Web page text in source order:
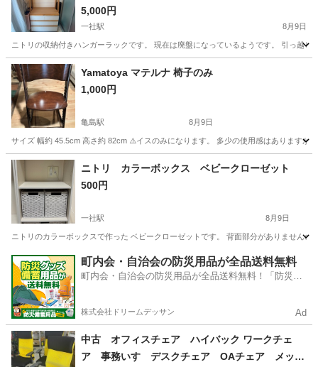
5,000円
一社駅 8月9日
ニトリの収納付きハンガーラックです。 現在は廃盤になっているようです。 引っ越
愛知 名古屋市 収納家具
Yamatoya マテルナ 椅子のみ
1,000円
亀島駅 8月9日
サイズ 幅約 45.5cm 高さ約 82cm ⚠️イスのみになります。 多少の使用感はあります
愛知 名古屋市 亀島駅 キッズチェア
ニトリ カラーボックス ベビークローゼット
500円
一社駅 8月9日
ニトリのカラーボックスで作った ベビークローゼットです。 背面部分がありません
愛知 名古屋市 一社駅 収納家具 ニトリ
町内会・自治会の防災用品が全品送料無料
町内会・自治会の防災用品が全品送料無料！「防災備
株式会社ドリームデッサン Ad
中古 オフィスチェア ハイバック ワークチェ
ア 事務いす デスクチェア OAチェア メッシ